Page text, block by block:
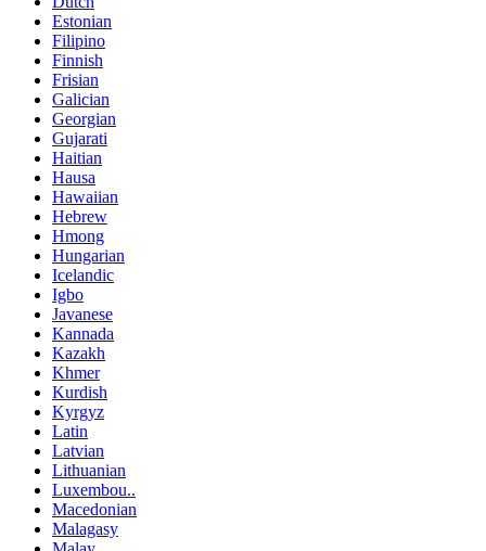
Estonian
Filipino
Finnish
Frisian
Galician
Georgian
Gujarati
Haitian
Hausa
Hawaiian
Hebrew
Hmong
Hungarian
Icelandic
Igbo
Javanese
Kannada
Kazakh
Khmer
Kurdish
Kyrgyz
Latin
Latvian
Lithuanian
Luxembou..
Macedonian
Malagasy